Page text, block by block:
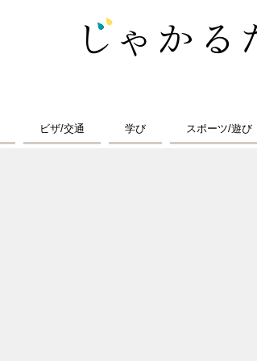
ビザ/交通 学び スポーツ/遊び